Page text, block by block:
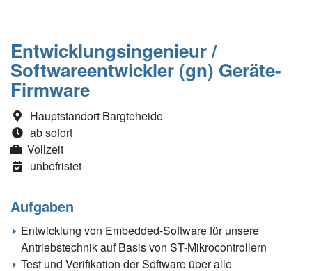
Entwicklungsingenieur /
Softwareentwickler (gn) Geräte-
Firmware
Hauptstandort Bargteheide
ab sofort
Vollzeit
unbefristet
Aufgaben
Entwicklung von Embedded-Software für unsere
Antriebstechnik auf Basis von ST-Mikrocontrollern
Test und Verifikation der Software über alle